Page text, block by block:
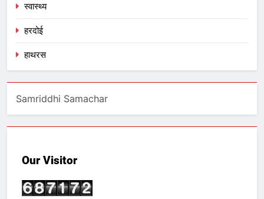
स्वास्थ्य
हरदोई
हाथरस
Samriddhi Samachar
Our Visitor